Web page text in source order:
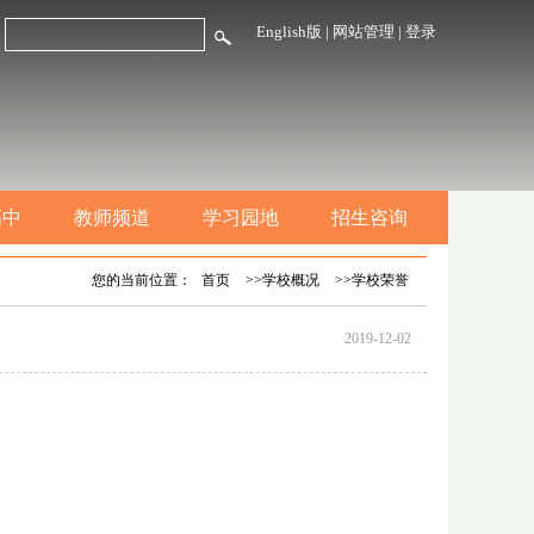
English版 | 网站管理 | 登录
教师频道 学习园地 招生咨询
您的当前位置： 首页 >>学校概况 >>学校荣誉
2019-12-02